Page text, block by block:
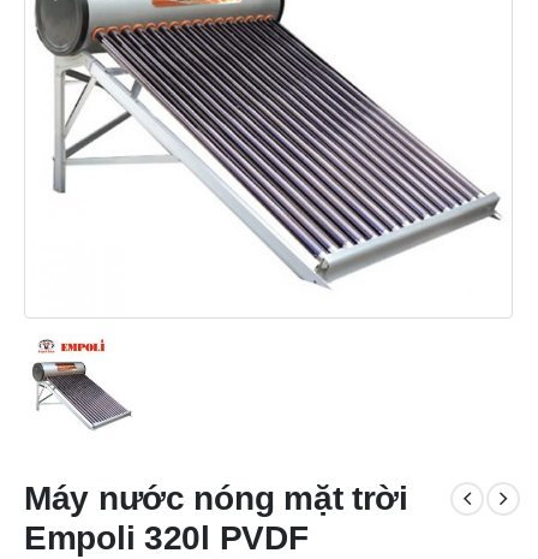
Máy nước nóng mặt trời
Empoli 320l PVDF